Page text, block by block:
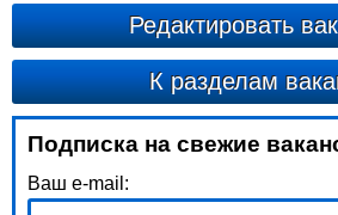
Редактировать
К разделам
Подписка на свежие
Ваш e-mail: